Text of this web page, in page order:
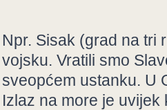
Npr. Sisak (grad na tri
vojsku. Vratili smo
sveopćem ustanku. U
Izlaz na more je